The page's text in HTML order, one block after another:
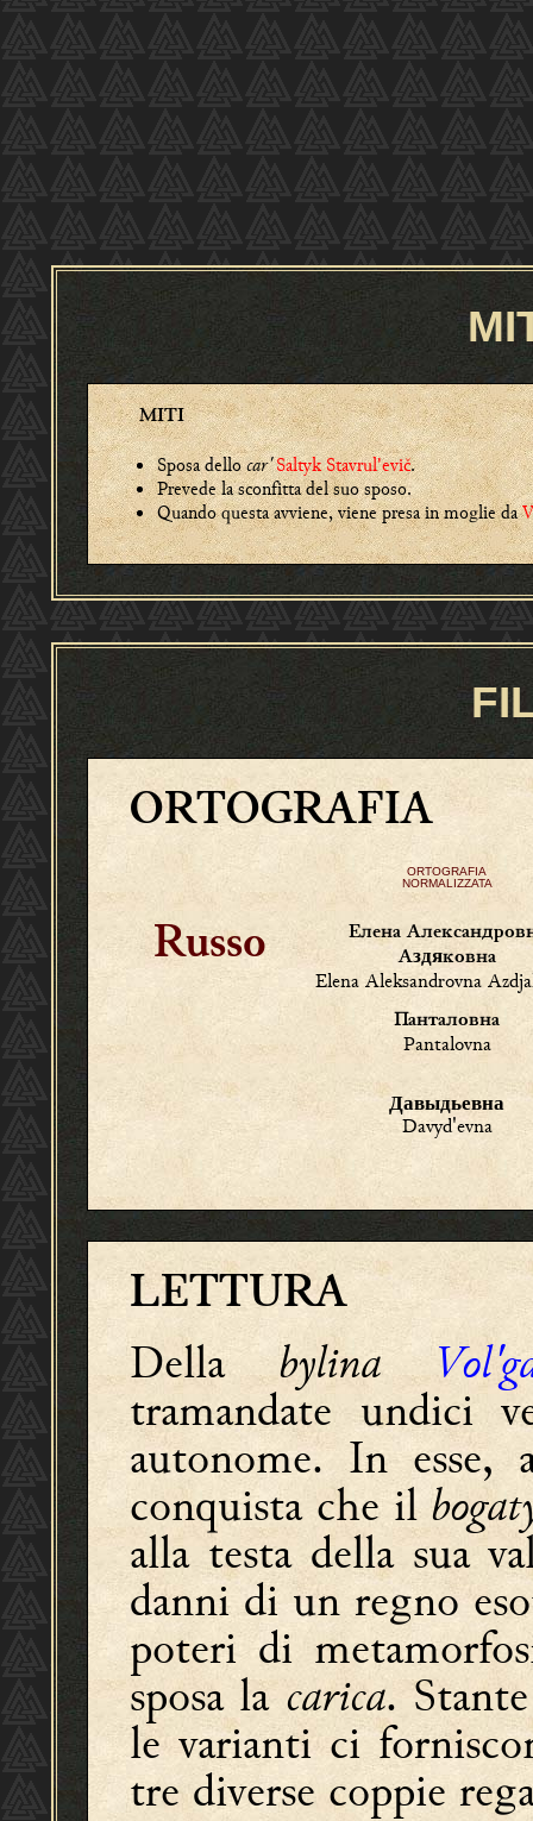
MITI
Sposa dellocar'Saltyk Stavrul'evič.
Prevede la sconfitta del suo sposo.
Quando questa avviene, viene presa in moglie da
ORTOGRAFIA
ORTOGRAFIA
NORMALIZZATA
Russo
Елена
Aздяковна
Elena Aleksandrovna
Панталовна
Pantalovna
Давыдьевна
Davyd'evna
LETTURA
Dellabylina
tramandate undici
autonome. In esse,
conquista che il
alla testa della sua
danni di un regno
poteri di
sposa lacarica.
le varianti ci
tre diverse coppie